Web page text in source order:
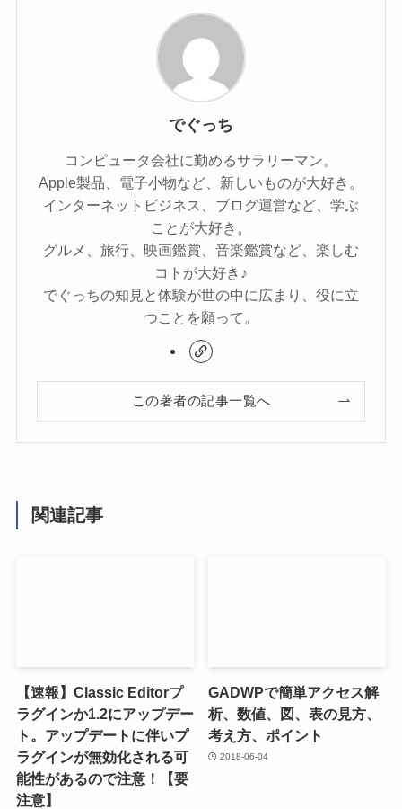
でぐっち
コンピュータ会社に勤めるサラリーマン。
Apple製品、電子小物など、新しいものが大好き。
インターネットビジネス、ブログ運営など、学ぶ
ことが大好き。
グルメ、旅行、映画鑑賞、音楽鑑賞など、楽しむ
コトが大好き♪
でぐっちの知見と体験が世の中に広まり、役に立
つことを願って。
この著者の記事一覧へ
関連記事
【速報】Classic Editorプ
ラグインか1.2にアップデー
ト。アップデートに伴いプ
ラグインが無効化される可
能性があるので注意！【要
注意】
GADWPで簡単アクセス解
析、数値、図、表の見方、
考え方、ポイント
2018-06-04